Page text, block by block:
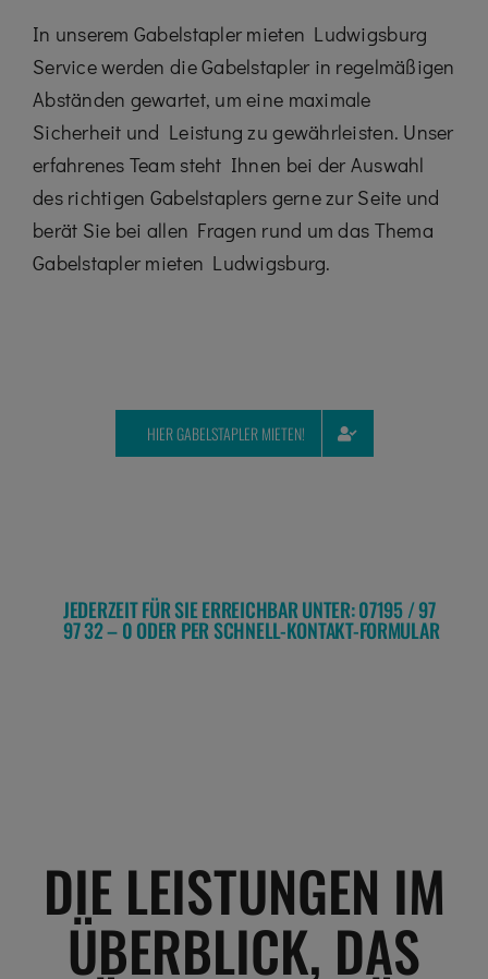
In unserem Gabelstapler mieten Ludwigsburg
Service werden die Gabelstapler in regelmäßigen
Abständen gewartet, um eine maximale
Sicherheit und Leistung zu gewährleisten. Unser
erfahrenes Team steht Ihnen bei der Auswahl
des richtigen Gabelstaplers gerne zur Seite und
berät Sie bei allen Fragen rund um das Thema
Gabelstapler mieten Ludwigsburg.
HIER GABELSTAPLER MIETEN!
JEDERZEIT FÜR SIE ERREICHBAR UNTER: 07195 / 97
97 32 – 0 ODER PER SCHNELL-KONTAKT-FORMULAR
DIE LEISTUNGEN IM
ÜBERBLICK, DAS